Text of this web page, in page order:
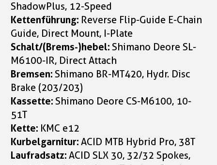
ShadowPlus, 12-Speed
Kettenführung: Reverse Flip-Guide E-Chain
Guide, Direct Mount, I-Plate
Schalt/(Brems-)hebel:Shimano Deore SL-
M6100-IR, Direct Attach
Bremsen:Shimano BR-MT420, Hydr. Disc
Brake (203/203)
Kassette:Shimano Deore CS-M6100, 10-
51T
Kette: KMC e12
Kurbelgarnitur:ACID MTB Hybrid Pro, 38T
Laufradsatz:ACID SLX 30, 32/32 Spokes,